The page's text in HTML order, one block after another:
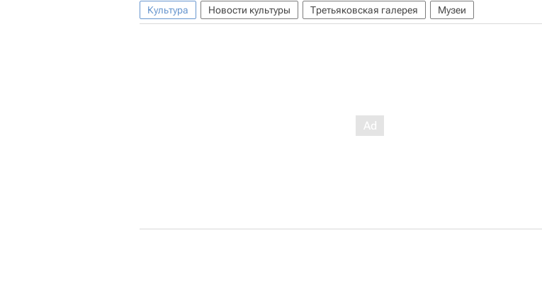
Культура Новости культуры Третьяковская галерея Музеи